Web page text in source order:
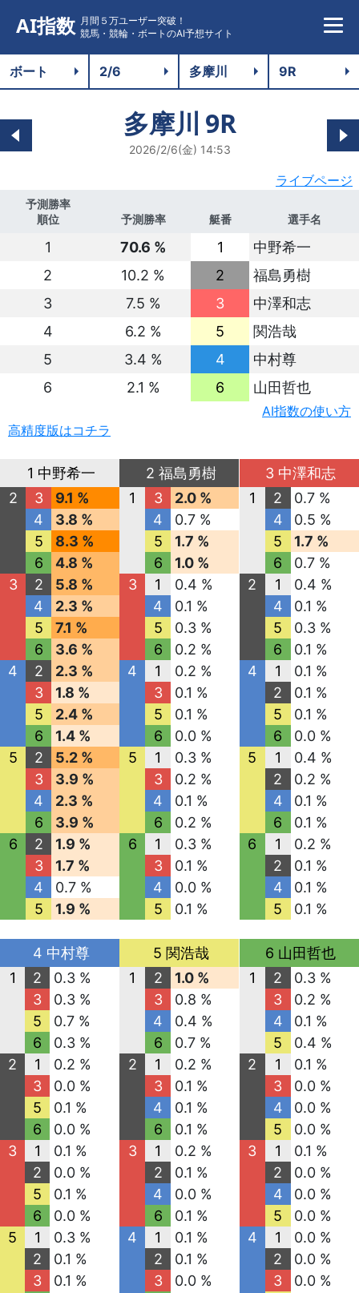
AI指数 月間５万ユーザー突破！
競馬・競輪・ボートのAI予想サイト
多摩川 9R
2026/2/6(金) 14:53
ライブページ
予測勝率
順位
予測勝率 艇番 選手名
1 70.6 % 1
中野希一
2
10.2 % 2
福島勇樹
3
7.5 % 3
中澤和志
4
6.2 % 5
関浩哉
5
3.4 % 4
中村尊
6
2.1 % 6 山田哲也
AI指数の使い方
高精度版はコチラ
1 中野希一
2
3
9.1 %
4
3.8 %
5
8.3 %
6
4.8 %
3
2
5.8 %
4
2.3 %
5
7.1 %
6
3.6 %
4
2
2.3 %
3
1.8 %
5
2.4 %
6
1.4 %
5
2
5.2 %
3
3.9 %
4
2.3 %
6
3.9 %
6
2
1.9 %
3
1.7 %
4
0.7 %
5
1.9 %
2 福島勇樹
1
3
2.0 %
4
0.7 %
5
1.7 %
6
1.0 %
3
1
0.4 %
4
0.1 %
5
0.3 %
6
0.2 %
4
1
0.2 %
3
0.1 %
5
0.1 %
6
0.0 %
5
1
0.3 %
3
0.2 %
4
0.1 %
6
0.2 %
6
1
0.3 %
3
0.1 %
4
0.0 %
5
0.1 %
3 中澤和志
1
2
0.7 %
4
0.5 %
5
1.7 %
6
0.7 %
2
1
0.4 %
4
0.1 %
5
0.3 %
6
0.1 %
4
1
0.1 %
2
0.1 %
5
0.1 %
6
0.0 %
5
1
0.4 %
2
0.2 %
4
0.1 %
6
0.1 %
6
1
0.2 %
2
0.1 %
4
0.1 %
5
0.1 %
4 中村尊
1
2
0.3 %
3
0.3 %
5
0.7 %
6
0.3 %
2
1
0.2 %
3
0.0 %
5
0.1 %
6
0.0 %
3
1
0.1 %
2
0.0 %
5
0.1 %
6
0.0 %
5
1
0.3 %
2
0.1 %
3
0.1 %
5 関浩哉
1
2
1.0 %
3
0.8 %
4
0.4 %
6
0.7 %
2
1
0.2 %
3
0.1 %
4
0.1 %
6
0.1 %
3
1
0.2 %
2
0.1 %
4
0.0 %
6
0.1 %
4
1
0.1 %
2
0.1 %
3
0.0 %
6 山田哲也
1
2
0.3 %
3
0.2 %
4
0.1 %
5
0.4 %
2
1
0.1 %
3
0.0 %
4
0.0 %
5
0.0 %
3
1
0.1 %
2
0.0 %
4
0.0 %
5
0.0 %
4
1
0.0 %
2
0.0 %
3
0.0 %